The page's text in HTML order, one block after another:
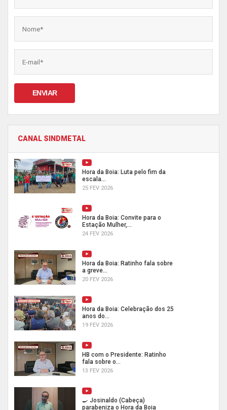
ENVIAR
CANAL SINDMETAL
Hora da Boia: Luta pelo fim da
escala...
25 FEV 2026
Hora da Boia: Convite para o
Estação Mulher,...
24 FEV 2026
Hora da Boia: Ratinho fala sobre
a greve...
20 FEV 2026
Hora da Boia: Celebração dos 25
anos do...
19 FEV 2026
HB com o Presidente: Ratinho
fala sobre o...
13 FEV 2026
🍳 Josinaldo (Cabeça)
parabeniza o Hora da Boia